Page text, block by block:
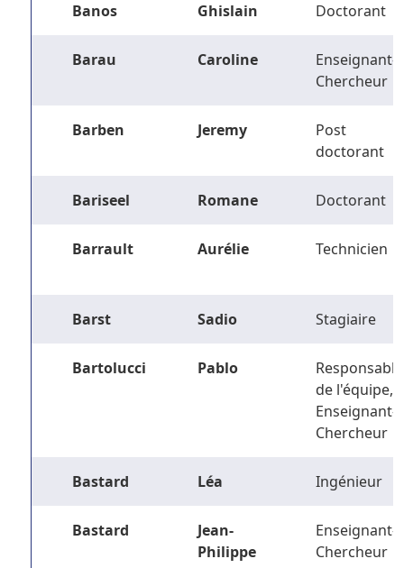
Banos Ghislain Doctorant
Barau Caroline
Enseignant-
Chercheur
Barben Jeremy
Post
doctorant
Bariseel Romane Doctorant
Barrault Aurélie Technicien
Barst Sadio Stagiaire
Bartolucci Pablo
Responsable
de l'équipe,
Enseignant-
Chercheur
Bastard Léa Ingénieur
Bastard
Jean-
Philippe
Enseignant-
Chercheur